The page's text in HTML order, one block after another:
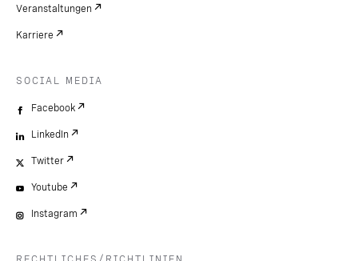
Veranstaltungen
Karriere
SOCIAL MEDIA
Facebook
LinkedIn
Twitter
Youtube
Instagram